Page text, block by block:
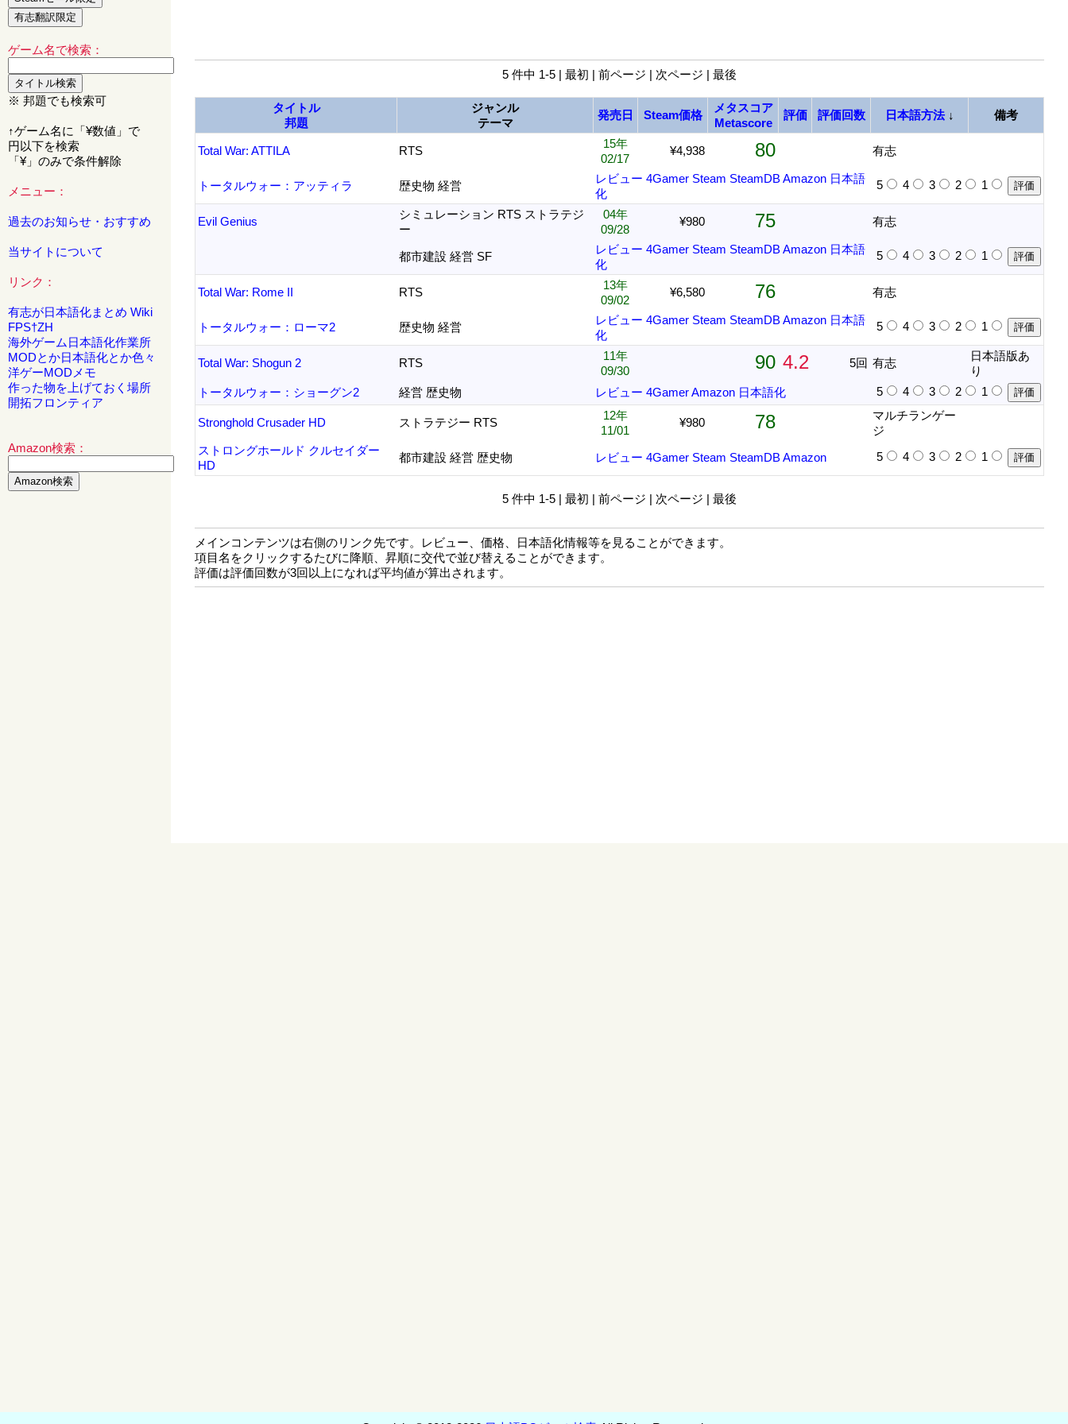
ゲーム名で検索：
※ 邦題でも検索可
↑ゲーム名に「¥数値」で
円以下を検索
「¥」のみで条件解除
メニュー：
過去のお知らせ・おすすめ
当サイトについて
リンク：
有志が日本語化まとめ Wiki
FPS†ZH
海外ゲーム日本語化作業所
MODとか日本語化とか色々
洋ゲーMODメモ
作った物を上げておく場所
開拓フロンティア
Amazon検索：
5 件中 1-5 | 最初 | 前ページ | 次ページ | 最後
タイトル
邦題
ジャンル
テーマ
発売日 Steam価格
メタスコア
Metascore
評価 評価回数 日本語方法↓ 備考
Total War: ATTILA RTS
15年
02/17
¥4,938 80 有志
トータルウォー：アッティラ 歴史物 経営
レビュー 4Gamer Steam SteamDBAmazon 日本語
化
5 4 3 2 1
Evil Genius
シミュレーション RTS ストラテジ
ー
04年
09/28
¥980 75 有志
都市建設 経営 SF
レビュー 4Gamer Steam SteamDBAmazon 日本語
化
5 4 3 2 1
Total War: Rome II RTS
13年
09/02
¥6,580 76 有志
トータルウォー：ローマ2 歴史物 経営
レビュー 4Gamer Steam SteamDBAmazon 日本語
化
5 4 3 2 1
Total War: Shogun 2 RTS
11年
09/30
90 4.2 5回 有志
日本語版あ
り
トータルウォー：ショーグン2
経営 歴史物 レビュー 4GamerAmazon 日本語化 5 4 3 2 1
Stronghold Crusader HD ストラテジー RTS
12年
11/01
¥980 78
マルチランゲー
ジ
ストロングホールド クルセイダー
HD
都市建設 経営 歴史物 レビュー 4Gamer Steam SteamDBAmazon 5 4 3 2 1
5 件中 1-5 | 最初 | 前ページ | 次ページ | 最後
メインコンテンツは右側のリンク先です。レビュー、価格、日本語化情報等を見ることができます。
項目名をクリックするたびに降順、昇順に交代で並び替えることができます。
評価は評価回数が3回以上になれば平均値が算出されます。